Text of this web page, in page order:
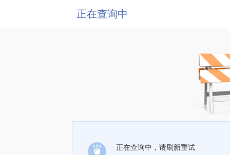
正在查询中
正在查询中，请刷新重试